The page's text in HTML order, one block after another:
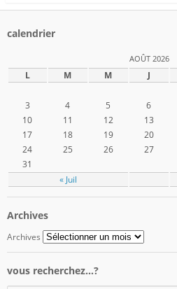
calendrier
AOÛT 2026
L M M J
« Juil
3
4 5 6
10
11 12 13
17
18 19 20
24
25 26 27
31
Archives
Archives
vous recherchez…?